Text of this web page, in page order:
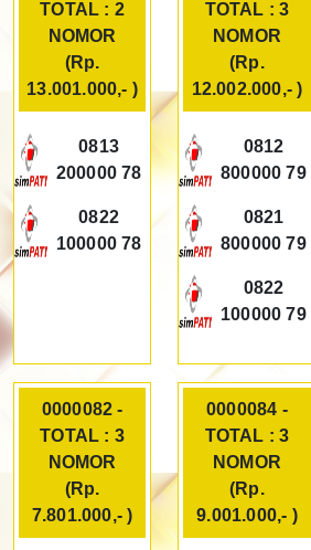
TOTAL : 2
NOMOR
(Rp.
13.001.000,- )
0813
200000 78
0822
100000 78
TOTAL : 3
NOMOR
(Rp.
12.002.000,- )
0812
800000 79
0821
800000 79
0822
100000 79
0000082 -
TOTAL : 3
NOMOR
(Rp.
7.801.000,- )
0000084 -
TOTAL : 3
NOMOR
(Rp.
9.001.000,- )